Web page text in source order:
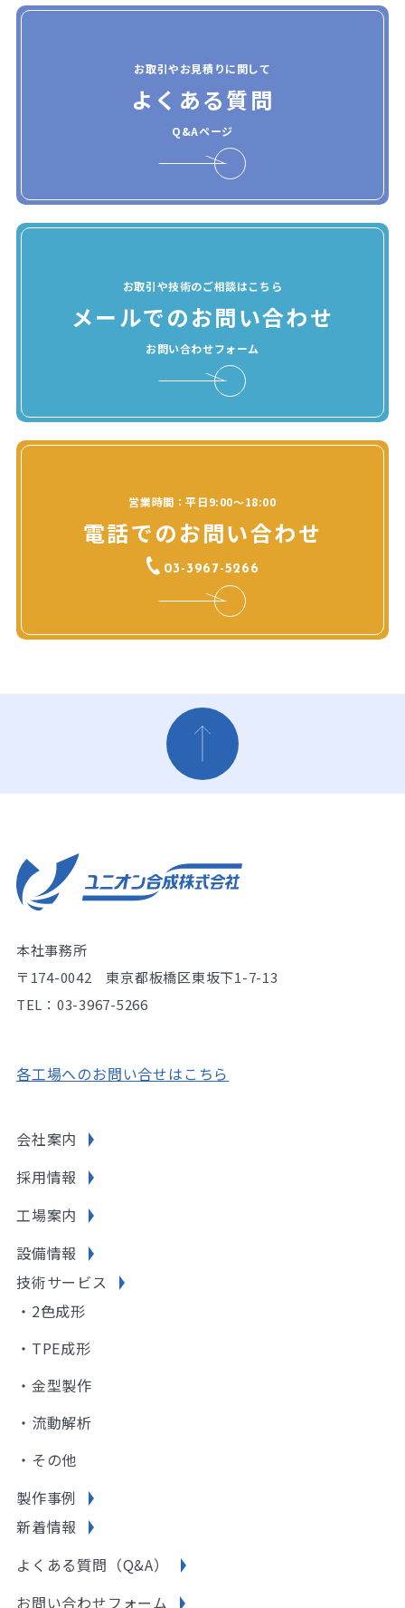
お取引やお見積りに関して
よくある質問
Q&Aページ
お取引や技術のご相談はこちら
メールでのお問い合わせ
お問い合わせフォーム
営業時間：平日9:00～18:00
電話でのお問い合わせ
03-3967-5266
本社事務所
〒174-0042 東京都板橋区東坂下1-7-13
TEL：03-3967-5266
各工場へのお問い合せはこちら
会社案内
採用情報
工場案内
設備情報
技術サービス
・2色成形
・TPE成形
・金型製作
・流動解析
・その他
製作事例
新着情報
よくある質問（Q&A）
お問い合わせフォーム